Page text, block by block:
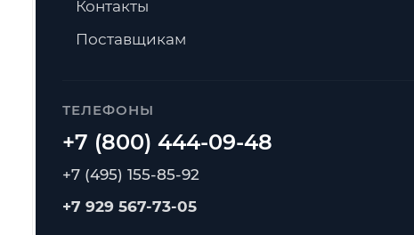
ТЕЛЕФОНЫ
+7 (495) 155-85-92
+7 929 567-73-05
Контакты
Поставщикам